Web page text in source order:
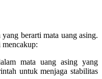
berarti mata uang asing.
mata uang asing yang
untuk menjaga stabilitas